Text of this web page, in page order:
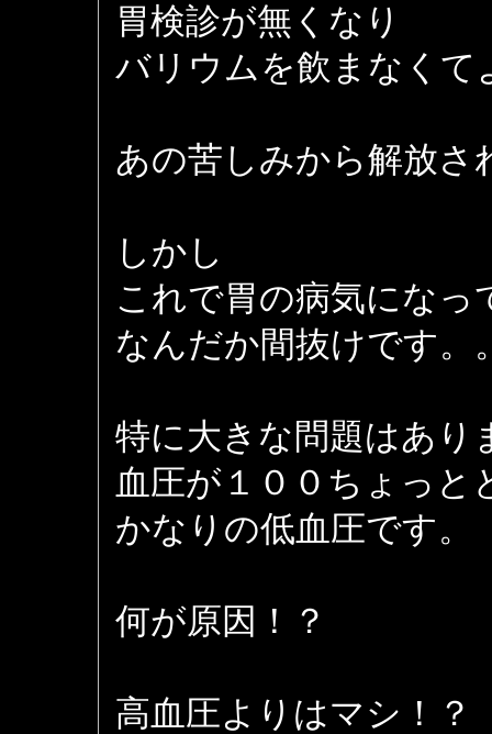
胃検診が無くなり
バリウムを飲まなくて
あの苦しみから解放さ
しかし
これで胃の病気になっ
なんだか間抜けです。
特に大きな問題はあり
血圧が１００ちょっと
かなりの低血圧です。
何が原因！？
高血圧よりはマシ！？